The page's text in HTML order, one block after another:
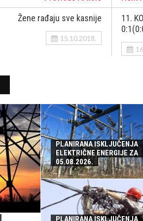
Žene rađaju sve kasnije
15.10.2018.
11.
PLANIRANA ISKLJUČENJA
ELEKTRIČNE ENERGIJE ZA
05.08.2026.
PLANIRANA ISKLJUČENJA